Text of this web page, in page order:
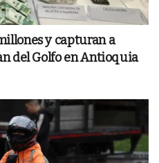
y capturan a
del Golfo en Antioquia